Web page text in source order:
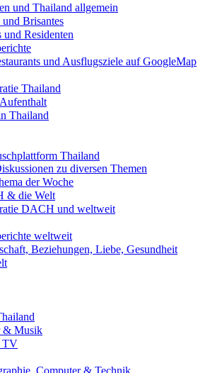
und Thailand allgemein
Brisantes
Residenten
und Ausflugsziele auf GoogleMap
Thailand
Thailand
Thailand
zu diversen Themen
der Woche
die Welt
DACH und weltweit
weltweit
Beziehungen, Liebe, Gesundheit
Musik
TV
Computer & Technik